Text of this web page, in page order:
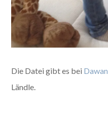
Die Datei gibt es bei
Ländle.